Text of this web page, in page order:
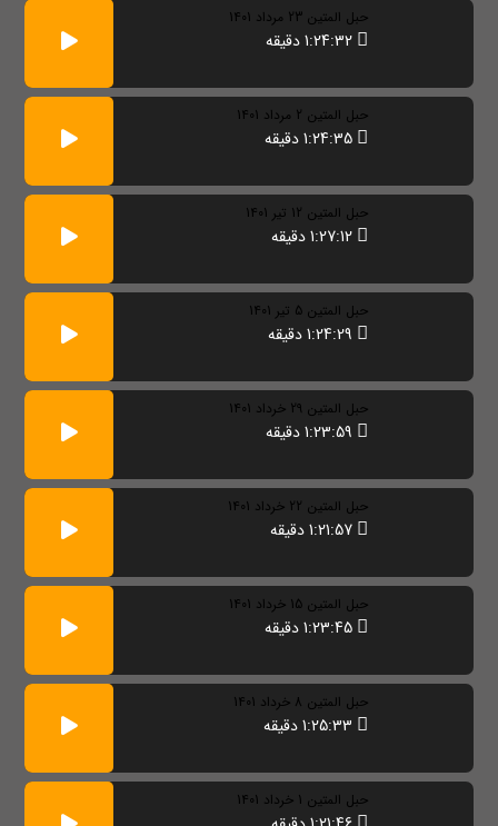
حبل المتین 23 مرداد 1401
حبل المتین 2 مرداد 1401
حبل المتین 12 تیر 1401
حبل المتین 5 تیر 1401
حبل المتین 29 خرداد 1401
حبل المتین 22 خرداد 1401
حبل المتین 15 خرداد 1401
حبل المتین 8 خرداد 1401
حبل المتین 1 خرداد 1401